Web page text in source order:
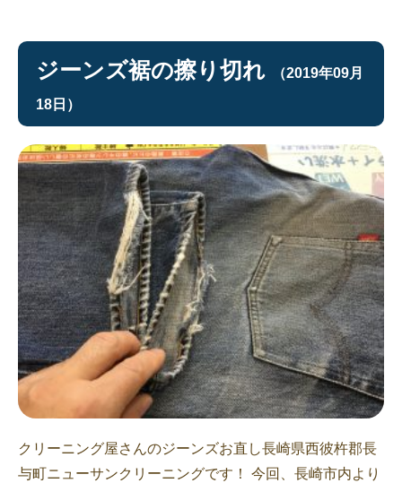
ジーンズ裾の擦り切れ （2019年09月
18日）
クリーニング屋さんのジーンズお直し長崎県西彼杵郡長
与町ニューサンクリーニングです！ 今回、長崎市内より